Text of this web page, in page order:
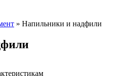
» Напильники и надфили